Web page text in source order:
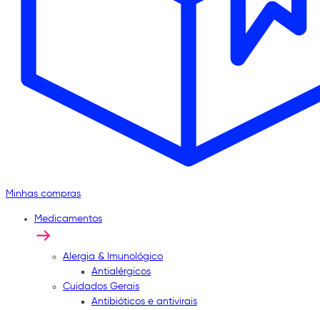
Minhas compras
Medicamentos
Alergia & Imunológico
Antialérgicos
Cuidados Gerais
Antibióticos e antivirais